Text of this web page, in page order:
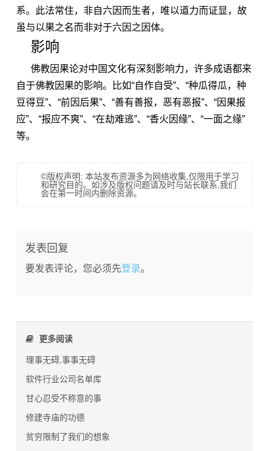
系。此法常住，非自六因而生者，唯以道力而证显，故
虽与以果之名而非对于六因之因体。
影响
佛教因果论对中国文化有深刻影响力，许多成语都来
自于佛教因果的影响。比如“自作自受”、“种瓜得瓜，种
豆得豆”、“前因后果”、“善有善报，恶有恶报”、“因果报
应”、“报应不爽”、“在劫难逃”、“香火因缘”、“一面之缘”
等。
©版权声明: 本站发布资源多为网络收集,仅限用于学习
和研究目的。如涉及版权问题请及时与站长联系,我们
会在第一时间内删除资源。
发表回复
要发表评论，您必须先登录。
更多阅读
理事无碍,事事无碍
软件行业公司名单库
甘心忍受不称意的事
修建寺庙的功德
贫穷限制了我们的想象